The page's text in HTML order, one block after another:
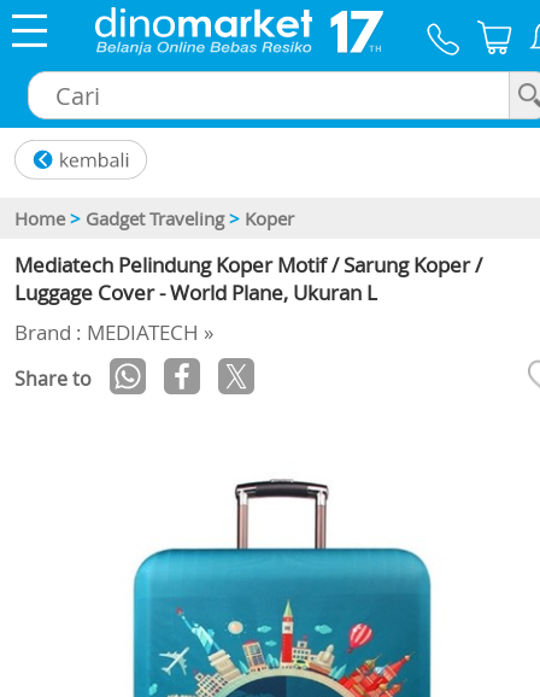
Home > Gadget Traveling > Koper
Mediatech Pelindung Koper Motif / Sarung Koper /
Luggage Cover - World Plane, Ukuran L
Brand : MEDIATECH »
Share to